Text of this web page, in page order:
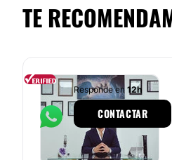
TE
Responde en 12h
CONTACTAR